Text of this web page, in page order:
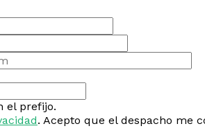
el prefijo.
. Acepto que el despacho me